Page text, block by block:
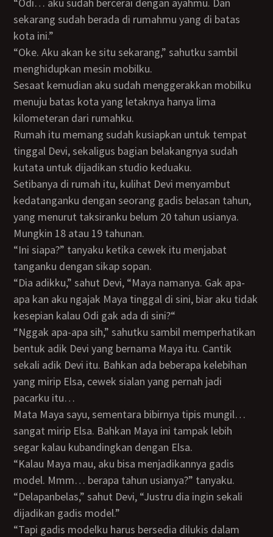
sekarang sudah berada di rumahmu yang di batas
kota ini.”
“Oke. Aku akan ke situ sekarang,” sahutku sambil
menghidupkan mesin mobilku.
Sesaat kemudian aku sudah menggerakkan mobilku
menuju batas kota yang letaknya hanya lima
kilometeran dari rumahku.
Rumah itu memang sudah kusiapkan untuk tempat
tinggal Devi, sekaligus bagian belakangnya sudah
kutata untuk dijadikan studio keduaku.
Setibanya di rumah itu, kulihat Devi menyambut
kedatanganku dengan seorang gadis belasan tahun,
yang menurut taksiranku belum 20 tahun usianya.
Mungkin 18 atau 19 tahunan.
“Ini siapa?” tanyaku ketika cewek itu menjabat
tanganku dengan sikap sopan.
“Dia adikku,” sahut Devi, “Maya namanya. Gak apa-
apa kan aku ngajak Maya tinggal di sini, biar aku tidak
kesepian kalau Odi gak ada di sini?“
“Nggak apa-apa sih,” sahutku sambil memperhatikan
bentuk adik Devi yang bernama Maya itu. Cantik
sekali adik Devi itu. Bahkan ada beberapa kelebihan
yang mirip Elsa, cewek sialan yang pernah jadi
pacarku itu…
Mata Maya sayu, sementara bibirnya tipis mungil…
sangat mirip Elsa. Bahkan Maya ini tampak lebih
segar kalau kubandingkan dengan Elsa.
“Kalau Maya mau, aku bisa menjadikannya gadis
model. Mmm… berapa tahun usianya?” tanyaku.
“Delapanbelas,” sahut Devi, “Justru dia ingin sekali
dijadikan gadis model.”
“Tapi gadis modelku harus bersedia dilukis dalam